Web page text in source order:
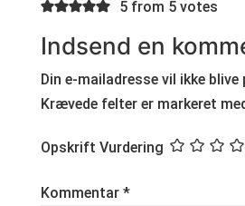
5 from 5 votes
Indsend en
Din e-mailadresse vil ikke blive
Krævede felter er markeret
Opskrift Vurdering
Kommentar *